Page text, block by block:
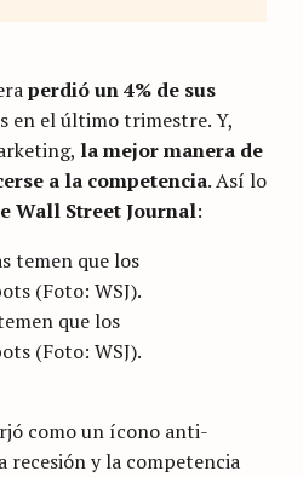
perdió un 4% de sus
en el último trimestre. Y,
la mejor manera de
a la competencia. Así lo
Wall Street Journal:
que los
(Foto: WSJ).
como un ícono anti-
recesión y la competencia